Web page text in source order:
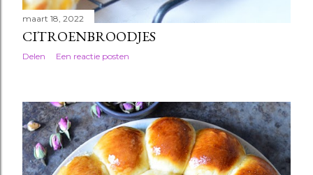
maart 18, 2022
CITROENBROODJES
Delen Een reactie posten